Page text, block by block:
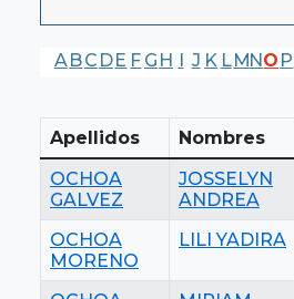
A BC DE F G H I J K LMNO P
Apellidos Nombres
OCHOA
GALVEZ
JOSSELYN
ANDREA
OCHOA
MORENO
LILI YADIRA